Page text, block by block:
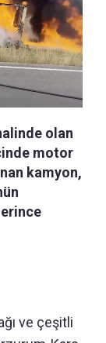
olan
motor
kamyon,
ve çeşitli